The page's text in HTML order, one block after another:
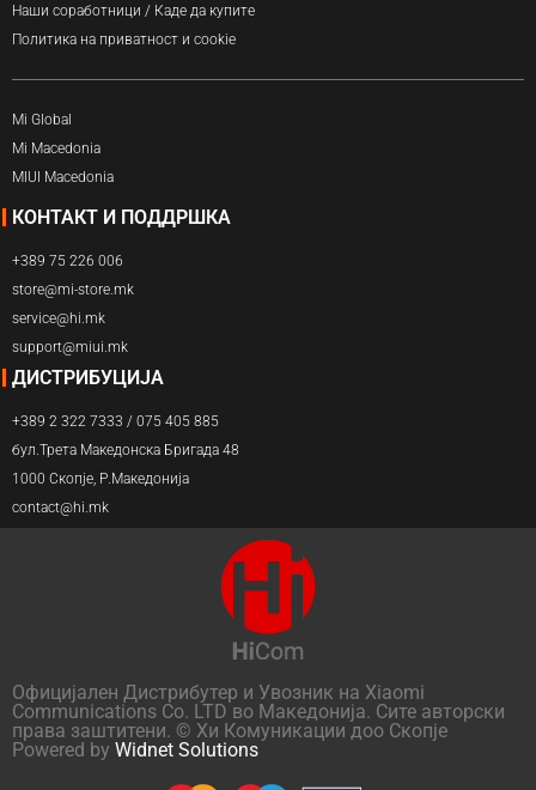
Наши соработници / Каде да купите
Политика на приватност и cookie
Mi Global
Mi Macedonia
MIUI Macedonia
КОНТАКТ И ПОДДРШКА
+389 75 226 006
store@mi-store.mk
service@hi.mk
support@miui.mk
ДИСТРИБУЦИЈА
+389 2 322 7333 / 075 405 885
бул.Трета Македонска Бригада 48
1000 Скопје, Р.Македонија
contact@hi.mk
Официјален Дистрибутер и Увозник на Xiaomi
Communications Co. LTD во Македонија. Сите авторски
права заштитени. © Хи Комуникации доо Скопје
Powered by Widnet Solutions